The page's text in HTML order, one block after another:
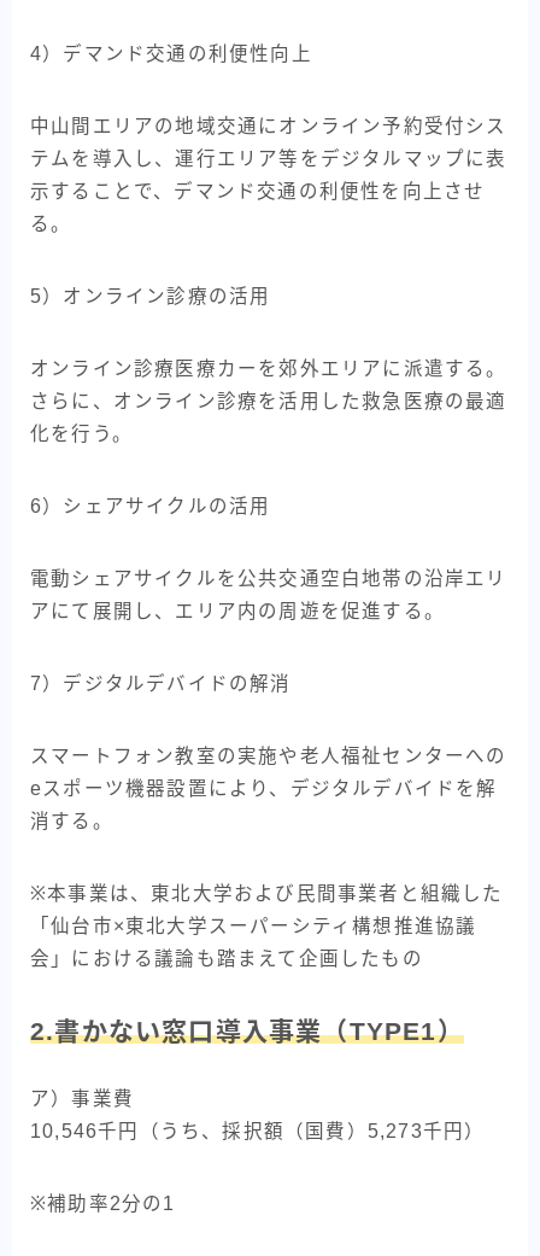
4）デマンド交通の利便性向上
中山間エリアの地域交通にオンライン予約受付シス
テムを導入し、運行エリア等をデジタルマップに表
示することで、デマンド交通の利便性を向上させ
る。
5）オンライン診療の活用
オンライン診療医療カーを郊外エリアに派遣する。
さらに、オンライン診療を活用した救急医療の最適
化を行う。
6）シェアサイクルの活用
電動シェアサイクルを公共交通空白地帯の沿岸エリ
アにて展開し、エリア内の周遊を促進する。
7）デジタルデバイドの解消
スマートフォン教室の実施や老人福祉センターへの
eスポーツ機器設置により、デジタルデバイドを解
消する。
※本事業は、東北大学および民間事業者と組織した
「仙台市×東北大学スーパーシティ構想推進協議
会」における議論も踏まえて企画したもの
2.書かない窓口導入事業（TYPE1）
ア）事業費
10,546千円（うち、採択額（国費）5,273千円）
※補助率2分の1